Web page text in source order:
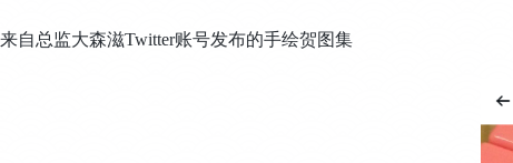
来自总监大森滋Twitter账号发布的手绘贺图集